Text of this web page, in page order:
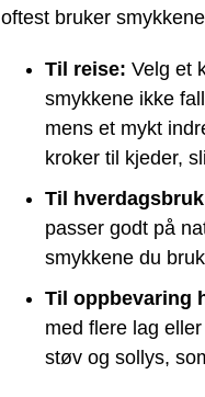
oftest bruker
Til reise: Velg et
smykkene ikke
mens et mykt
kroker til kjeder,
Til
passer godt på
smykkene du
Til oppbevaring
med flere lag
støv og sollys,